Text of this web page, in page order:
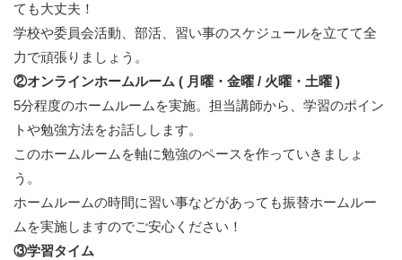
ても大丈夫！
学校や委員会活動、部活、習い事のスケジュールを立てて全
力で頑張りましょう。
②オンラインホームルーム ( 月曜・金曜 / 火曜・土曜 )
5分程度のホームルームを実施。担当講師から、学習のポイン
トや勉強方法をお話しします。
このホームルームを軸に勉強のペースを作っていきましょ
う。
ホームルームの時間に習い事などがあっても振替ホームルー
ムを実施しますのでご安心ください！
③学習タイム